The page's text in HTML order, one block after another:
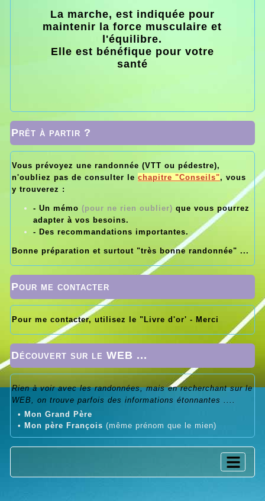
La marche, est indiquée pour
maintenir la force musculaire et
l'équilibre.
Elle est bénéfique pour votre
santé
Prêt à partir ?
Vous prévoyez une randonnée (VTT ou pédestre),
n'oubliez pas de consulter le chapitre "Conseils", vous
y trouverez :
- Un mémo (pour ne rien oublier) que vous pourrez
adapter à vos besoins.
- Des recommandations importantes.
Bonne préparation et surtout "très bonne randonnée" ...
Pour me contacter
Pour me contacter, utilisez le "Livre d'or' - Merci
Découvert sur le WEB ...
Rien à voir avec les randonnées, mais en recherchant sur le
WEB, on trouve parfois des informations étonnantes ....
• Mon Grand Père
• Mon père François (même prénom que le mien)